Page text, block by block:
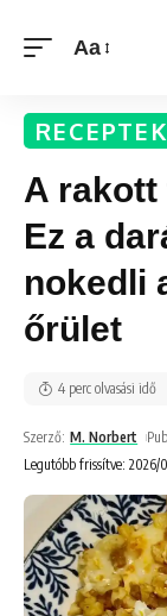
Aa
A rakott
Ez a
nokedli
őrület
Legutóbb frissítve: 2026/
Szerző: M. Norbert
4 perc olvasási idő